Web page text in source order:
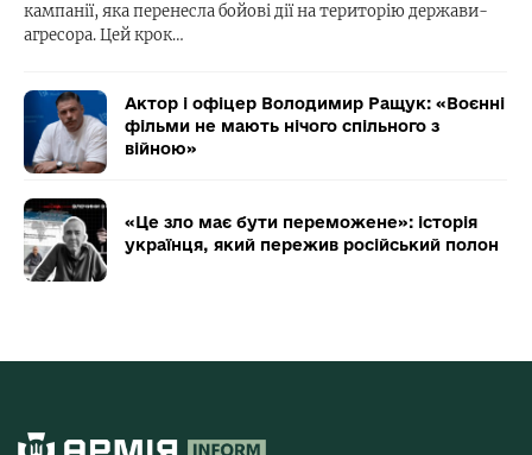
кампанії, яка перенесла бойові дії на територію держави-
агресора. Цей крок…
Актор і офіцер Володимир Ращук: «Воєнні
фільми не мають нічого спільного з
війною»
«Це зло має бути переможене»: історія
українця, який пережив російський полон